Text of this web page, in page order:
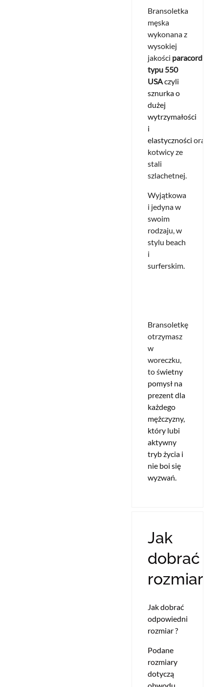
Bransoletka
męska
wykonana z
wysokiej
jakości paracordu
typu 550
USAczyli
sznurka o
dużej
wytrzymałości
i
elastyczności oraz
kotwicy ze
stali
szlachetnej.
Wyjątkowa
i jedyna w
swoim
rodzaju, w
stylu beach
i
surferskim.
Bransoletkę
otrzymasz
w
woreczku,
to świetny
pomysł na
prezent dla
każdego
mężczyzny,
który lubi
aktywny
tryb życia i
nie boi się
wyzwań.
Jak
dobrać
rozmiar?
Jak dobrać
odpowiedni
rozmiar ?
Podane
rozmiary
dotyczą
obwodu